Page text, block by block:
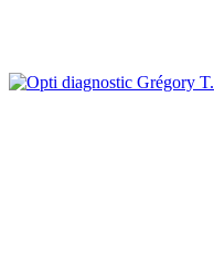
Grégory T.